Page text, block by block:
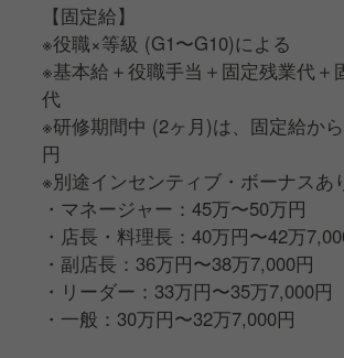
【固定給】
※役職×等級 (G1〜G10)による
※基本給＋役職手当＋固定残業代＋
代
※研修期間中 (2ヶ月)は、固定給か
円
※別途インセンティブ・ボーナスあ
・マネージャー：45万〜50万円
・店長・料理長：40万円〜42万
・副店長：36万円〜38万7,000円
・リーダー：33万円〜35万7,000円
・一般：30万円〜32万7,000円